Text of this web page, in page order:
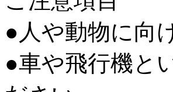
●人や動物に向
●車や飛行機と